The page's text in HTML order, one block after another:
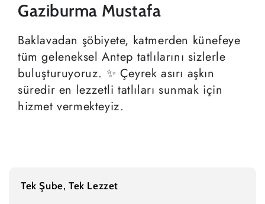
Gaziburma Mustafa
Baklavadan şöbiyete, katmerden künefeye
tüm geleneksel Antep tatlılarını sizlerle
buluşturuyoruz. ✨ Çeyrek asırı aşkın
süredir en lezzetli tatlıları sunmak için
hizmet vermekteyiz.
Tek Şube, Tek Lezzet